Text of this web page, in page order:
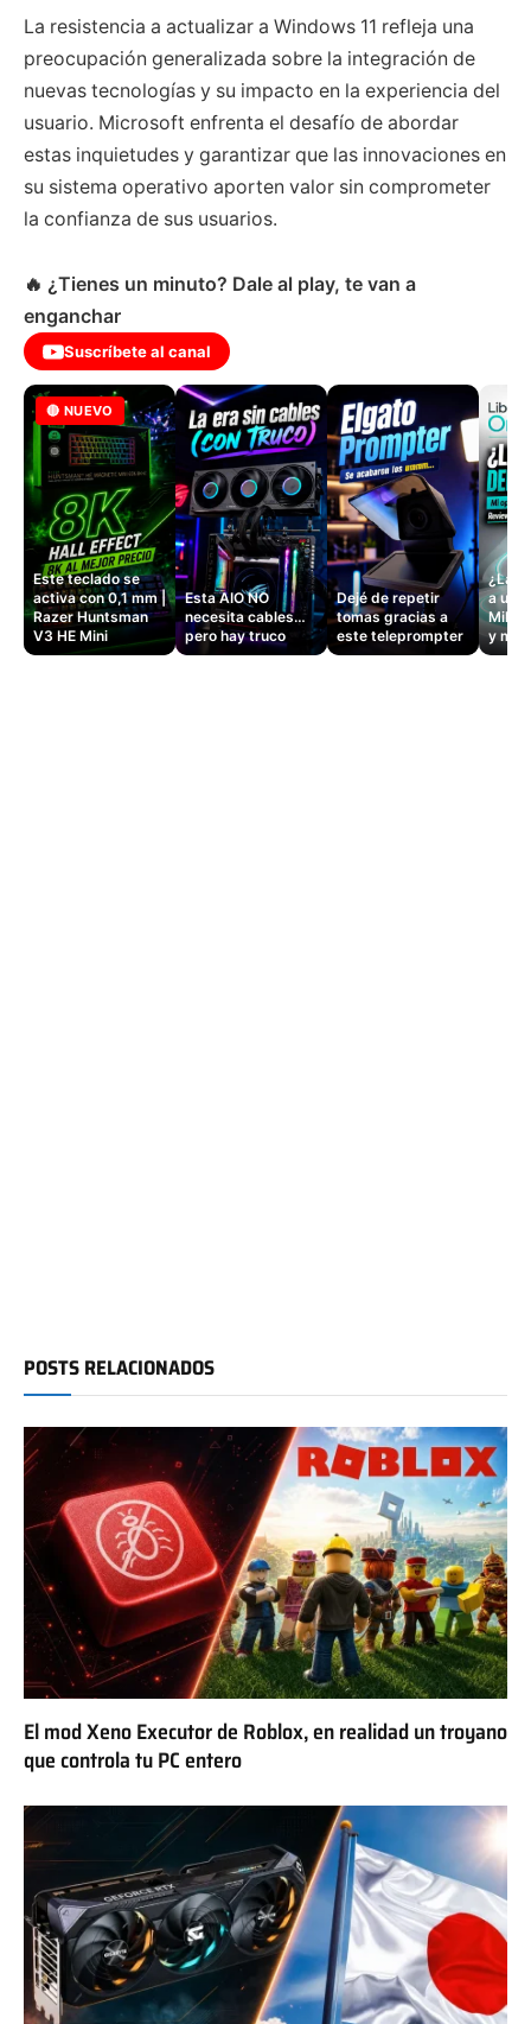
La resistencia a actualizar a Windows 11 refleja una
preocupación generalizada sobre la integración de
nuevas tecnologías y su impacto en la experiencia del
usuario. Microsoft enfrenta el desafío de abordar
estas inquietudes y garantizar que las innovaciones en
su sistema operativo aporten valor sin comprometer
la confianza de sus usuarios.
🔥 ¿Tienes un minuto? Dale al play, te van a
enganchar
Suscríbete al canal
🔴 NUEVO
Este teclado se
activa con 0,1 mm |
Razer Huntsman
V3 HE Mini
Esta AIO NO
necesita cables…
pero hay truco
Dejé de repetir
tomas gracias a
este teleprompter
¿La
a un
y
POSTS RELACIONADOS
El mod Xeno Executor de Roblox, en realidad un troyano
que controla tu PC entero